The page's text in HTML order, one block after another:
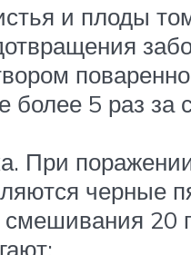
и плоды
более 5 раз
При
черные
20